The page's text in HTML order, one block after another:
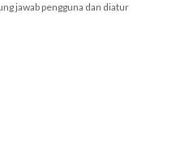
jawab pengguna dan diatur